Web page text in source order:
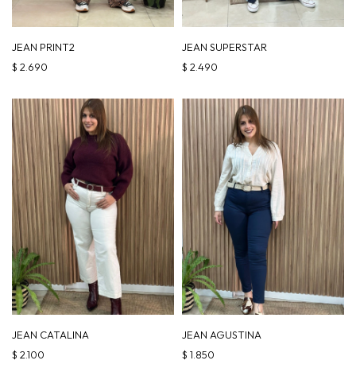
JEAN PRINT2
$ 2.690
JEAN SUPERSTAR
$ 2.490
JEAN CATALINA
$ 2.100
JEAN AGUSTINA
$ 1.850